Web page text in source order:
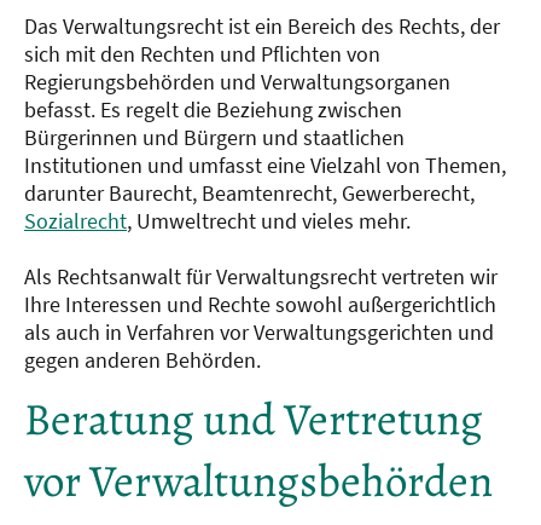
Das Verwaltungsrecht ist ein Bereich des Rechts, der
sich mit den Rechten und Pflichten von
Regierungsbehörden und Verwaltungsorganen
befasst. Es regelt die Beziehung zwischen
Bürgerinnen und Bürgern und staatlichen
Institutionen und umfasst eine Vielzahl von Themen,
darunter Baurecht, Beamtenrecht, Gewerberecht,
Sozialrecht, Umweltrecht und vieles mehr.
Als Rechtsanwalt für Verwaltungsrecht vertreten wir
Ihre Interessen und Rechte sowohl außergerichtlich
als auch in Verfahren vor Verwaltungsgerichten und
gegen anderen Behörden.
Beratung und Vertretung
vor Verwaltungsbehörden